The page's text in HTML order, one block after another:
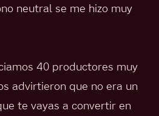
neutral se me hizo muy
40 productores muy
advirtieron que no era un
te vayas a convertir en